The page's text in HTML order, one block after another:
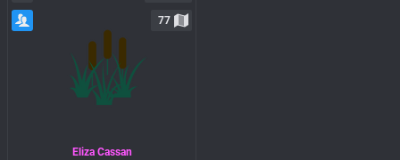
Eliza Cassan
77